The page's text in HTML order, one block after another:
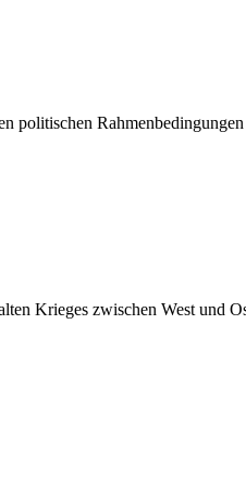
politischen
Krieges zwischen West